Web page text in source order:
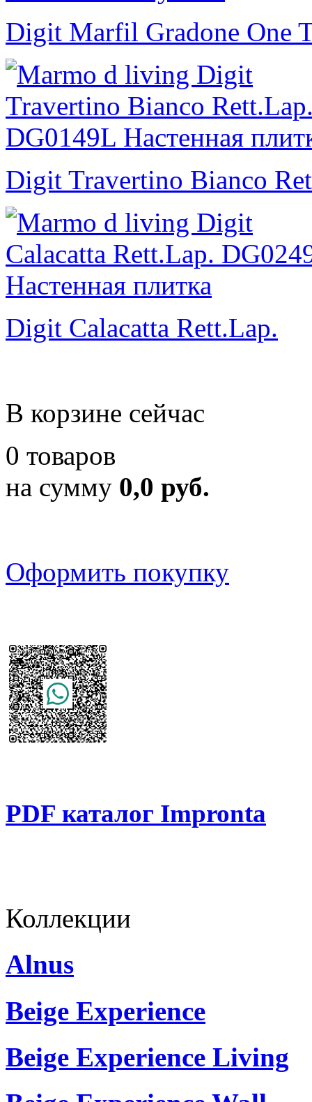
Digit Marfil Gradone One
Digit Travertino Bianco
Digit Calacatta Rett.Lap.
В корзине сейчас
0 товаров
на сумму 0,0 руб.
Оформить покупку
PDF каталог Impronta
Коллекции
Alnus
Beige Experience
Beige Experience Living